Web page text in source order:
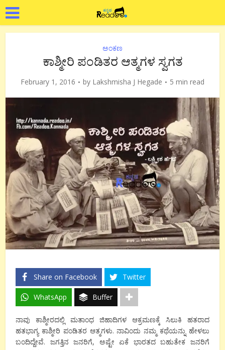
ಅಂಕಣ
ಕಾಶ್ಮೀರಿ ಪಂಡಿತರ ಆತ್ಮಗಳ ಸ್ವಗತ
February 1, 2016 by Lakshmisha J Hegade 5 min read
Share on Facebook Twitter
WhatsApp Buffer
ನಾವು ಕಾಶ್ಮೀರದಲ್ಲಿ ಮತಾಂಧ ಜಿಹಾದಿಗಳ ಆಕ್ರಮಣಕ್ಕೆ ಸಿಲುಕಿ ಹತರಾದ
ಹತಭಾಗ್ಯ ಕಾಶ್ಮೀರಿ ಪಂಡಿತರ ಆತ್ಮಗಳು. ನಾವಿಂದು ನಮ್ಮ ಕಥೆಯನ್ನು ಹೇಳಲು
ಬಂದಿದ್ದೇವೆ. ಜಗತ್ತಿನ ಜನರಿಗೆ, ಅಷ್ಟೇ ಏಕೆ ಭಾರತದ ಬಹುತೇಕ ಜನರಿಗೆ